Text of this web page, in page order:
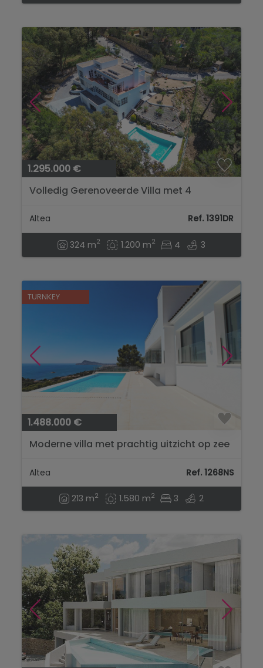
1.295.000 €
Volledig Gerenoveerde Villa met 4
en zee in Altea...
Altea Ref. 1391DR
324 m2 1.200 m2 4 3
TURNKEY
1.488.000 €
Moderne villa met prachtig uitzicht op zee
Altea Ref. 1268NS
213 m2 1.580 m2 3 2